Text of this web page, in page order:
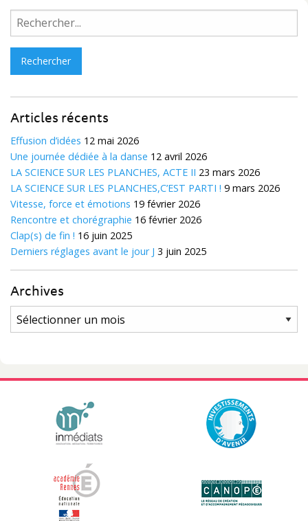
Rechercher :
Articles récents
Effusion d’idées 12 mai 2026
Une journée dédiée à la danse 12 avril 2026
LA SCIENCE SUR LES PLANCHES, ACTE II 23 mars 2026
LA SCIENCE SUR LES PLANCHES,C’EST PARTI ! 9 mars 2026
Vitesse, force et émotions 19 février 2026
Rencontre et chorégraphie 16 février 2026
Clap(s) de fin ! 16 juin 2025
Derniers réglages avant le jour J 3 juin 2025
Archives
Archives